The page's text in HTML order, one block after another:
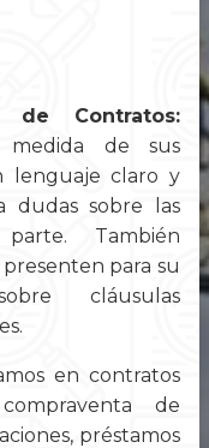
de Contratos:
medida de sus
lenguaje claro y
dudas sobre las
También
para su
cláusulas
en contratos
de
préstamos